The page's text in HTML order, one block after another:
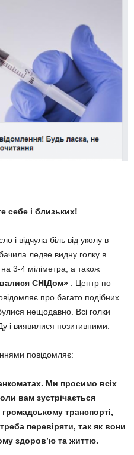
себе і близьких!
і відчула біль від уколу в
ледве видну голку в
3-4 міліметра, а також
СНІДом» . Центр по
про багато подібних
нещодавно. Всі голки
і виявилися позитивними.
повідомляє:
Ми просимо всіх
вам зустрічається
громадському транспорті,
перевіряти, так як вони
здоров’ю та життю.